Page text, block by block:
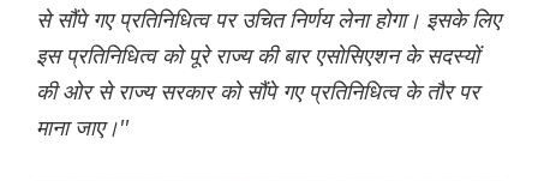
से सौंपे गए प्रतिनिधित्व पर उचित निर्णय लेना होगा। इसके लिए
इस प्रतिनिधित्व को पूरे राज्य की बार एसोसिएशन के सदस्यों
की ओर से राज्य सरकार को सौंपे गए प्रतिनिधित्व के तौर पर
माना जाए।''